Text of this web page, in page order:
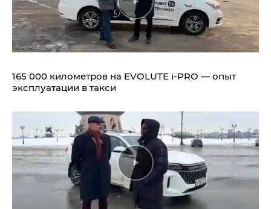
165 000 километров на EVOLUTE i‑PRO — опыт
эксплуатации в такси